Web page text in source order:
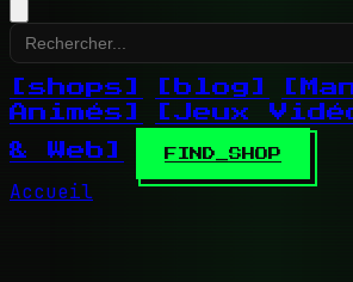
[shops] [blog]
Animés]
[Jeux
& Web]
FIND_SHOP
Accueil